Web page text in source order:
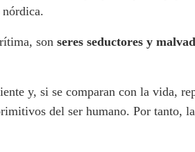
sonseres seductores y
y, si se comparan con la vida,
del ser humano. Por tanto,